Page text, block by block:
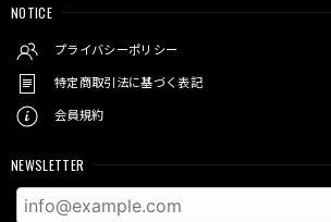
NOTICE
プライバシーポリシー
特定商取引法に基づく表記
会員規約
NEWSLETTER